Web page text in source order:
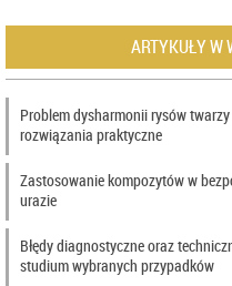
ARTYKUŁY W
Problem dysharmonii rysów
rozwiązania praktyczne
Zastosowanie kompozytów w
urazie
Błędy diagnostyczne oraz
studium wybranych przypadków